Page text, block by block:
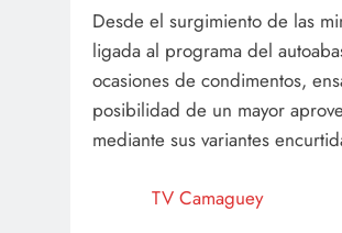
Desde el surgimiento de las
ligada al programa del
ocasiones de condimentos,
posibilidad de un mayor
mediante sus variantes
TV Camaguey